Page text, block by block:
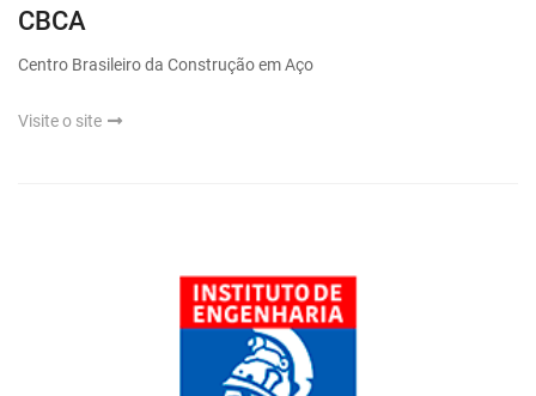
CBCA
Centro Brasileiro da Construção em Aço
Visite o site